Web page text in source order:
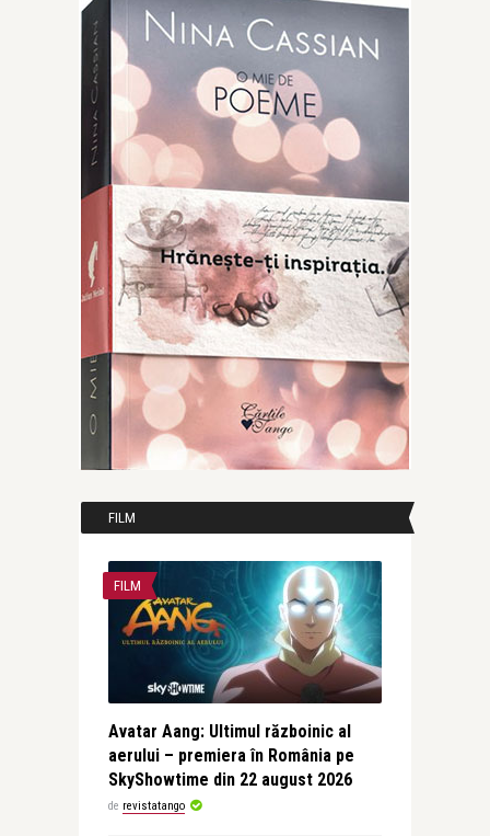
FILM
FILM
Avatar Aang: Ultimul războinic al
aerului – premiera în România pe
SkyShowtime din 22 august 2026
de revistatango